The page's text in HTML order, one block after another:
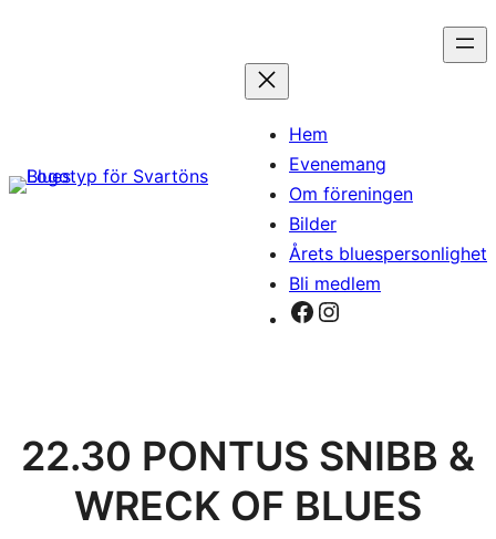
Hem
Evenemang
Om föreningen
Bilder
Årets bluespersonlighet
Bli medlem
Facebook
Instagram
22.30 PONTUS SNIBB &
WRECK OF BLUES